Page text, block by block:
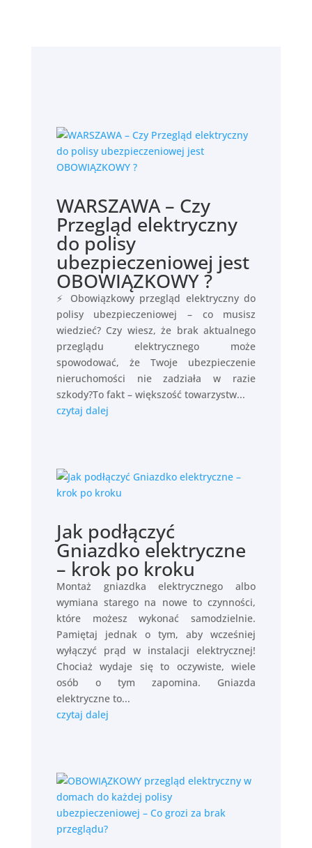
WARSZAWA – Czy
Przegląd elektryczny
do polisy
ubezpieczeniowej jest
OBOWIĄZKOWY ?
⚡ Obowiązkowy przegląd elektryczny do
polisy ubezpieczeniowej – co musisz
wiedzieć? Czy wiesz, że brak aktualnego
przeglądu elektrycznego może
spowodować, że Twoje ubezpieczenie
nieruchomości nie zadziała w razie
szkody?To fakt – większość towarzystw...
czytaj dalej
Jak podłączyć
Gniazdko elektryczne
– krok po kroku
Montaż gniazdka elektrycznego albo
wymiana starego na nowe to czynności,
które możesz wykonać samodzielnie.
Pamiętaj jednak o tym, aby wcześniej
wyłączyć prąd w instalacji elektrycznej!
Chociaż wydaje się to oczywiste, wiele
osób o tym zapomina. Gniazda
elektryczne to...
czytaj dalej